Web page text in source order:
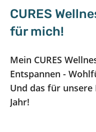
CURES
für mich!
Mein CURES
Entspannen -
Und das für unsere
Jahr!